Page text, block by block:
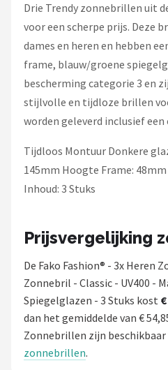
Drie Trendy zonnebrillen uit
voor een scherpe prijs. Deze
dames en heren en hebben
frame, blauw/groene
bescherming categorie 3 en
stijlvolle en tijdloze brillen
worden geleverd inclusief
Tijdloos Montuur Donkere
145mm Hoogte Frame:
Inhoud: 3 Stuks
Prijsvergelijking
De Fako Fashion® - 3x Heren
Zonnebril - Classic - UV400 -
Spiegelglazen - 3 Stuks kost
dan het gemiddelde van €
Zonnebrillen zijn beschikbaar
zonnebrillen.